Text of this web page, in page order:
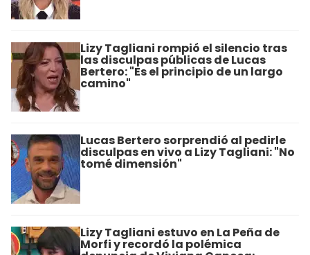
Lizy Tagliani rompió el silencio tras
las disculpas públicas de Lucas
Bertero: "Es el principio de un largo
camino"
Lucas Bertero sorprendió al pedirle
disculpas en vivo a Lizy Tagliani: "No
tomé dimensión"
Lizy Tagliani estuvo en La Peña de
Morfi y recordó la polémica